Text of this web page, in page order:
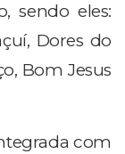
sendo eles:
Dores do
Bom Jesus
com